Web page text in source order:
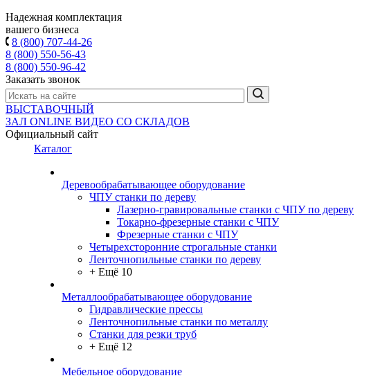
Надежная комплектация
вашего бизнеса
8 (800) 707-44-26
8 (800) 550-56-43
8 (800) 550-96-42
Заказать звонок
ВЫСТАВОЧНЫЙ
ЗАЛ ONLINE ВИДЕО СО СКЛАДОВ
Официальный сайт
Каталог
Деревообрабатывающее оборудование
ЧПУ станки по дереву
Лазерно-гравировальные станки с ЧПУ по дереву
Токарно-фрезерные станки с ЧПУ
Фрезерные станки с ЧПУ
Четырехсторонние строгальные станки
Ленточнопильные станки по дереву
+ Ещё 10
Металлообрабатывающее оборудование
Гидравлические прессы
Ленточнопильные станки по металлу
Станки для резки труб
+ Ещё 12
Мебельное оборудование